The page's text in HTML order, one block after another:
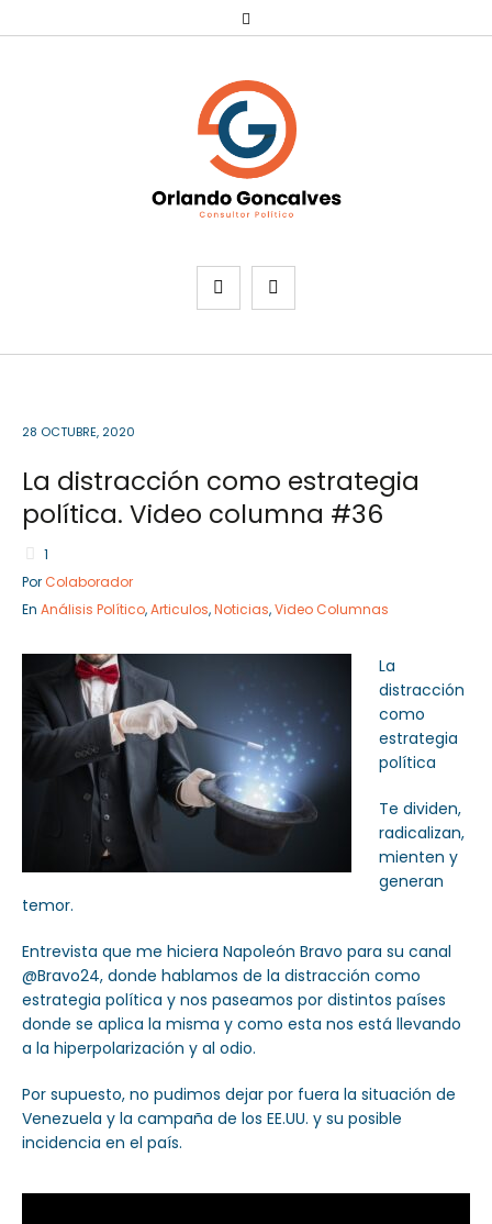
Sector Público Empresa Privada
28 OCTUBRE, 2020
La distracción como estrategia
política. Video columna #36
1
Por Colaborador
En Análisis Político,Articulos,Noticias,Video Columnas
La
distracción
como
estrategia
política
Te dividen,
radicalizan,
mienten y
generan
temor.
Entrevista que me hiciera Napoleón Bravo para su canal
@Bravo24, donde hablamos de la distracción como
estrategia política y nos paseamos por distintos países
donde se aplica la misma y como esta nos está llevando
a la hiperpolarización y al odio.
Por supuesto, no pudimos dejar por fuera la situación de
Venezuela y la campaña de los EE.UU. y su posible
incidencia en el país.